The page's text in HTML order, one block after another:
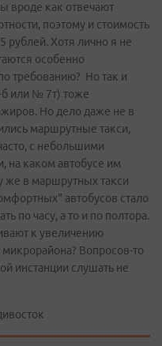
вроде как отвечают
поэтому и стоимость
рублей. Хотя лично я не
особенно
требованию? Но так и
или № 7т) тоже
Но дело даже не в
маршрутные такси,
с небольшими
на каком автобусе им
же в маршрутных такси
автобусов стало
по часу, а то и по полтора.
к увеличению
микрорайона? Вопросов-то
инстанции слушать не